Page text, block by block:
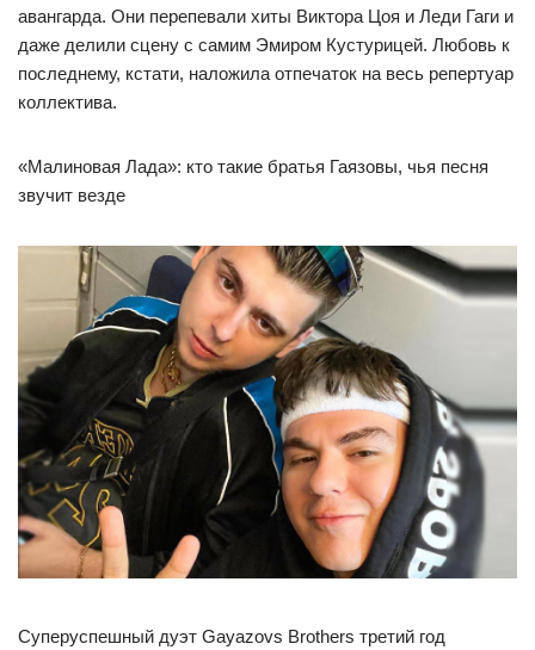
авангарда. Они перепевали хиты Виктора Цоя и Леди Гаги и
даже делили сцену с самим Эмиром Кустурицей. Любовь к
последнему, кстати, наложила отпечаток на весь репертуар
коллектива.
«Малиновая Лада»: кто такие братья Гаязовы, чья песня
звучит везде
Суперуспешный дуэт Gayazovs Brothers третий год